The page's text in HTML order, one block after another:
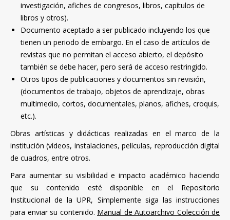
investigación, afiches de congresos, libros, capítulos de
libros y otros).
Documento aceptado a ser publicado incluyendo los que
tienen un periodo de embargo. En el caso de artículos de
revistas que no permitan el acceso abierto, el depósito
también se debe hacer, pero será de acceso restringido.
Otros tipos de publicaciones y documentos sin revisión,
(documentos de trabajo, objetos de aprendizaje, obras
multimedio, cortos, documentales, planos, afiches, croquis,
etc.).
Obras artísticas y didácticas realizadas en el marco de la
institución (vídeos, instalaciones, películas, reproducción digital
de cuadros, entre otros.
Para aumentar su visibilidad e impacto académico haciendo
que su contenido esté disponible en el Repositorio
Institucional de la UPR, Simplemente siga las instrucciones
para enviar su contenido. Manual de Autoarchivo Colección de